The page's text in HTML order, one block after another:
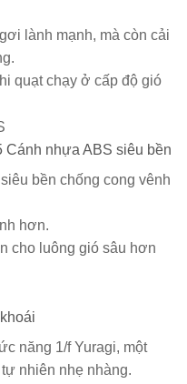
lành mạnh, mà còn cải
quạt chạy ở cấp độ gió
Cánh nhựa ABS siêu bền
bền chống cong vênh
hơn.
cho luông gió sâu hơn
năng 1/f Yuragi, một
nhiên nhẹ nhàng.